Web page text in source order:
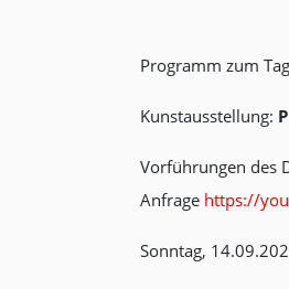
Programm zum
Kunstausstellung:
Vorführungen des
Anfrage https://
Sonntag,